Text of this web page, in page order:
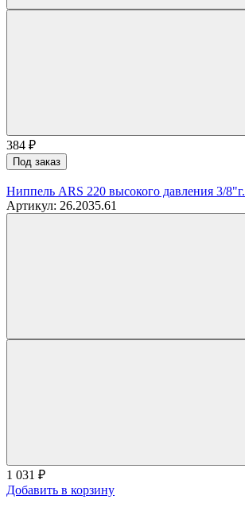
384 ₽
Под заказ
Ниппель ARS 220 высокого давления 3/8"г.
Артикул: 26.2035.61
1 031 ₽
Добавить в корзину